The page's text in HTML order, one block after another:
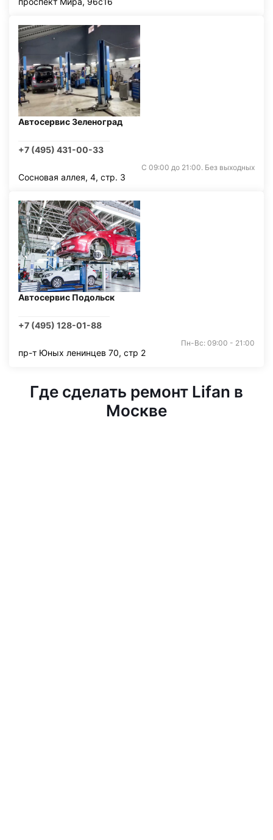
Автосервис Зеленоград
+7 (495) 431-00-33
С 09:00 до 21:00. Без выходных
Сосновая аллея, 4, стр. 3
Автосервис Подольск
+7 (495) 128-01-88
Пн-Вс: 09:00 - 21:00
пр-т Юных ленинцев 70, стр 2
Где сделать ремонт Lifan в
Москве